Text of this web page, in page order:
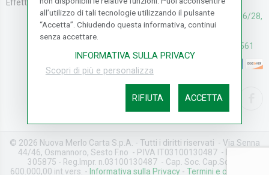
Effettua un Reso
CASH & CARRY: V. Senna 26/28,
Osmannoro Sesto F.no (FI)
Assistenza: (+39) 055374561
© 2026 Nuova Merlo Carta S.p.A. - Tutti i diritti riservati - Via Senna
44/46, Osmannoro, Sesto F.no - P.IVA IT03100130487 - REA FI-
305875 - Reg.Impr. n.03100130487 - Cap. Soc. Cap.Soc. €
600.000,00 int.vers. - Informativa sulla Privacy - Termini e condizioni
all’utilizzo di tali tecnologie utilizzando il pulsante
“Accetta”. Chiudendo questa informativa, continui
senza accettare.
INFORMATIVA SULLA PRIVACY
Scopri di più e personalizza
RIFIUTA ACCETTA